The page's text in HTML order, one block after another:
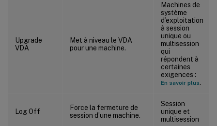
Upgrade
VDA
Met à niveau le VDA
pour une machine.
Machines de
système
d’exploitation
à session
unique ou
multisession
qui
répondent à
certaines
exigences :
En savoir plus.
Log Off
Force la fermeture de
session d’une machine.
Session
unique et
multisession